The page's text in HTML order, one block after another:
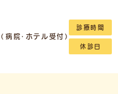
（病院・ホテル受付）
診療時間
休診日